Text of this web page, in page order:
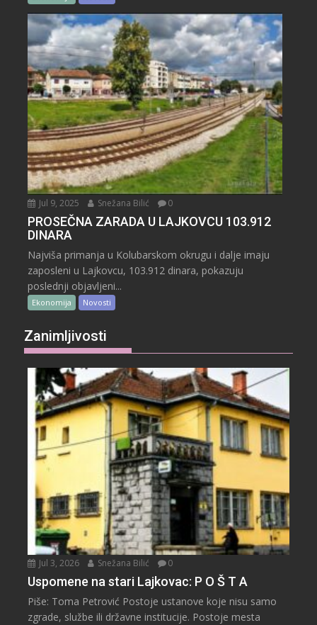
Jul 9, 2025 Snežana Bilić 0
PROSEČNA ZARADA U LAJKOVCU 103.912
DINARA
Najviša primanja u Kolubarskom okrugu i dalje imaju
zaposleni u Lajkovcu, 103.912 dinara, pokazuju
poslednji objavljeni...
Ekonomija Novosti
Zanimljivosti
Jul 3, 2026 Snežana Bilić 0
Uspomene na stari Lajkovac: P O Š T A
Piše: Toma Petrović Postoje ustanove koje nisu samo
zgrade, službe ili državne institucije. Postoje mesta